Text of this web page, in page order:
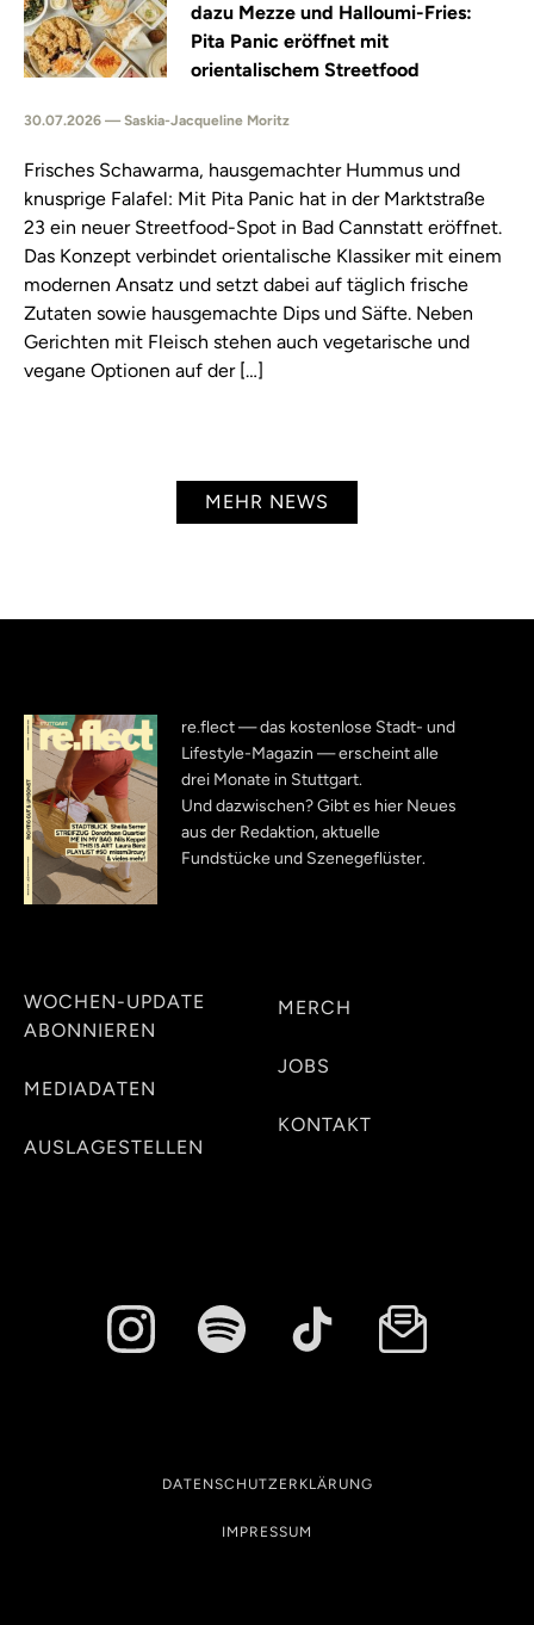
dazu Mezze und Halloumi-Fries:
Pita Panic eröffnet mit
orientalischem Streetfood
30.07.2026 — Saskia-Jacqueline Moritz
Frisches Schawarma, hausgemachter Hummus und
knusprige Falafel: Mit Pita Panic hat in der Marktstraße
23 ein neuer Streetfood-Spot in Bad Cannstatt eröffnet.
Das Konzept verbindet orientalische Klassiker mit einem
modernen Ansatz und setzt dabei auf täglich frische
Zutaten sowie hausgemachte Dips und Säfte. Neben
Gerichten mit Fleisch stehen auch vegetarische und
vegane Optionen auf der […]
MEHR NEWS
re.flect — das kostenlose Stadt- und
Lifestyle-Magazin — erscheint alle
drei Monate in Stuttgart.
Und dazwischen? Gibt es hier Neues
aus der Redaktion, aktuelle
Fundstücke und Szenegeflüster.
WOCHEN-UPDATE
ABONNIEREN
MEDIADATEN
AUSLAGESTELLEN
MERCH
JOBS
KONTAKT
DATENSCHUTZERKLÄRUNG
IMPRESSUM